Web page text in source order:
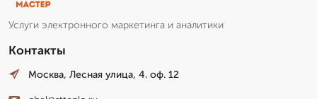
Услуги электронного маркетинга и аналитики
Контакты
Москва, Лесная улица, 4. оф. 12